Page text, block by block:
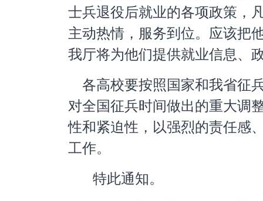
士兵退役后就业的各项政策，
主动热情，服务到位。应该把
我厅将为他们提供就业信息、
各高校要按照国家和我省征
对全国征兵时间做出的重大调
性和紧迫性，以强烈的责任感
工作。
特此通知。